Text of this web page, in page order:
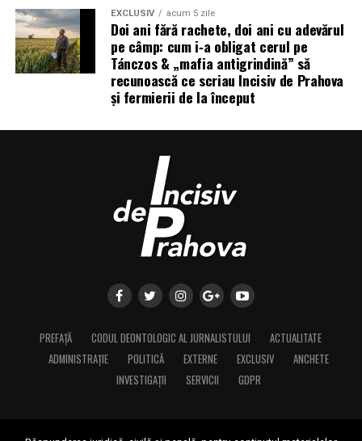
EXCLUSIV acum 5 zile
Doi ani fără rachete, doi ani cu adevărul
pe câmp: cum i‑a obligat cerul pe
Tánczos & „mafia antigrindină” să
recunoască ce scriau Incisiv de Prahova
și fermierii de la început
PREFAȚĂ CODUL DEONTOLOGIC AL JURNALISTULUI
ACTUALITATE
ADMINISTRAȚIE
POLITICĂ EXTERNE EXCLUSIV
ANCHETE
INVESTIGAȚII
SERVICII GDPR